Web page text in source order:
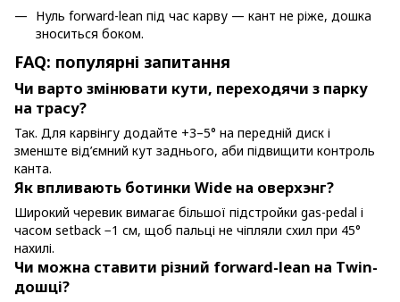
Нуль forward-lean під час карву — кант не ріже, дошка
зноситься боком.
FAQ: популярні запитання
Чи варто змінювати кути, переходячи з парку
на трасу?
Так. Для карвінгу додайте +3–5° на передній диск і
зменште від’ємний кут заднього, аби підвищити контроль
канта.
Як впливають ботинки Wide на оверхэнг?
Широкий черевик вимагає більшої підстройки gas-pedal і
часом setback −1 см, щоб пальці не чіпляли схил при 45°
нахилі.
Чи можна ставити різний forward-lean на Twin-
дошці?